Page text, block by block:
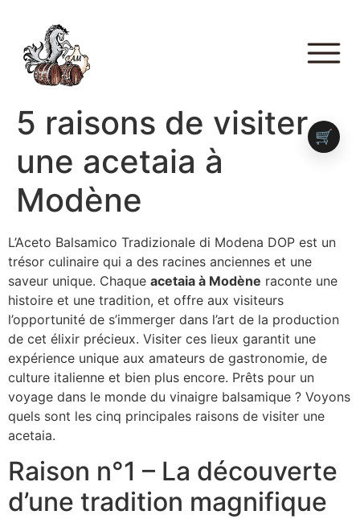
5 raisons de visiter
une acetaia à
Modène
L’Aceto Balsamico Tradizionale di Modena DOP est un
trésor culinaire qui a des racines anciennes et une
saveur unique. Chaque acetaia à Modène raconte une
histoire et une tradition, et offre aux visiteurs
l’opportunité de s’immerger dans l’art de la production
de cet élixir précieux. Visiter ces lieux garantit une
expérience unique aux amateurs de gastronomie, de
culture italienne et bien plus encore. Prêts pour un
voyage dans le monde du vinaigre balsamique ? Voyons
quels sont les cinq principales raisons de visiter une
acetaia.
Raison n°1 – La découverte
d’une tradition magnifique
🛒